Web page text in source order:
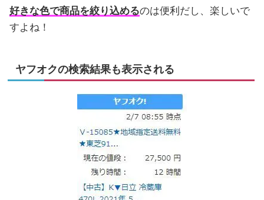
好きな色で商品を絞り込めるのは便利だし、楽しいで
すよね！
ヤフオクの検索結果も表示される